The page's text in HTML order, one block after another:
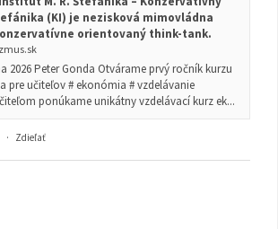
(KI) je nezisková mimovládna
orientovaný think-tank.
2026 Peter Gonda Otvárame prvý ročník kurzu
pre učiteľov # ekonómia # vzdelávanie
ponúkame unikátny vzdelávací kurz ek...
· Zdieľať